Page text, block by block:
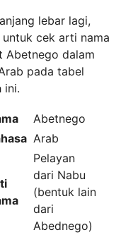
lebar lagi,
untuk cek arti nama
Abetnego dalam
pada tabel
ini.
Abetnego
Arab
Pelayan
dari Nabu
(bentuk lain
dari
Abednego)